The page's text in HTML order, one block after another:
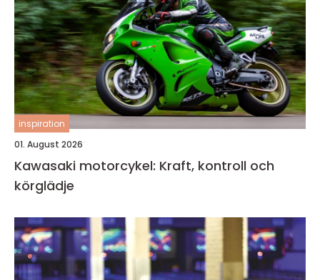
inspiration
01. August 2026
Kawasaki motorcykel: Kraft, kontroll och
körglädje